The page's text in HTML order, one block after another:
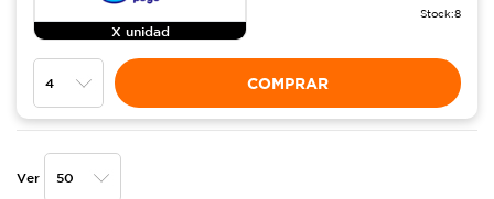
X unidad
Stock:8
COMPRAR
Ver